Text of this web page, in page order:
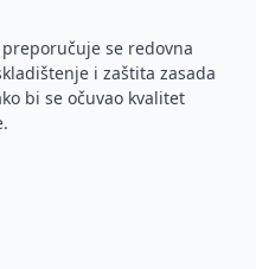
se redovna
i zaštita zasada
bi se očuvao kvalitet